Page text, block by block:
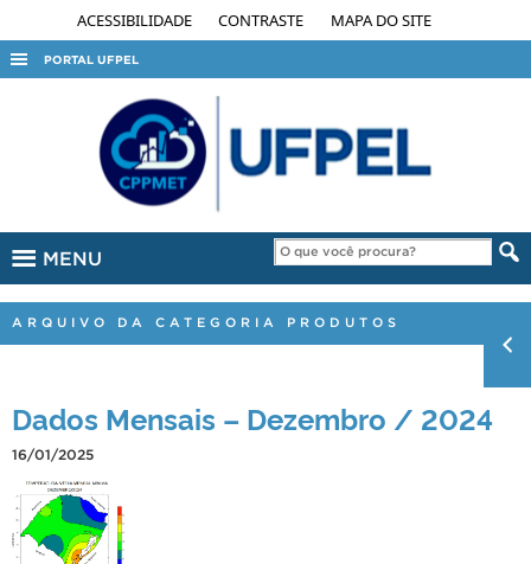
ACESSIBILIDADE CONTRASTE MAPA DO SITE
PORTAL UFPEL
ACESSO À INFORMAÇÃO
AUDITORIA
EDITAIS
INTERNACIONAL
TELEFONES
MENU
ARQUIVO DA CATEGORIA PRODUTOS
Dados Mensais – Dezembro / 2024
16/01/2025